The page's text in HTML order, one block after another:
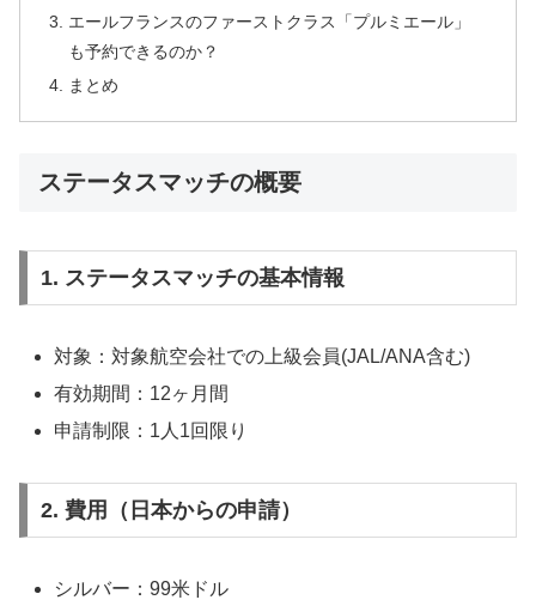
エールフランスのファーストクラス「プルミエール」
も予約できるのか？
まとめ
ステータスマッチの概要
1. ステータスマッチの基本情報
対象：対象航空会社での上級会員(JAL/ANA含む)
有効期間：12ヶ月間
申請制限：1人1回限り
2. 費用（日本からの申請）
シルバー：99米ドル